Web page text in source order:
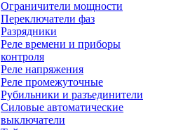
Ограничители мощности
Переключатели фаз
Разрядники
Реле времени и приборы
контроля
Реле напряжения
Реле промежуточные
Рубильники и разъединители
Силовые автоматические
выключатели